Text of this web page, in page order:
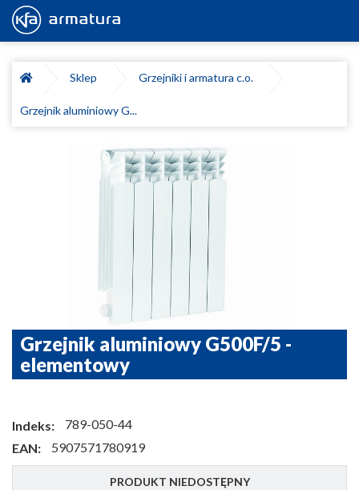
Sklep Grzejniki i armatura c.o.
Grzejnik aluminiowy G...
Grzejnik aluminiowy G500F/5 -
elementowy
Indeks:
789-050-44
EAN:
5907571780919
PRODUKT NIEDOSTĘPNY